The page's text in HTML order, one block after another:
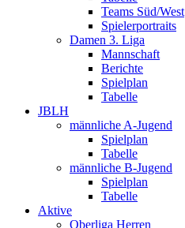
Teams Süd/West
Spielerportraits
Damen 3. Liga
Mannschaft
Berichte
Spielplan
Tabelle
JBLH
männliche A-Jugend
Spielplan
Tabelle
männliche B-Jugend
Spielplan
Tabelle
Aktive
Oberliga Herren